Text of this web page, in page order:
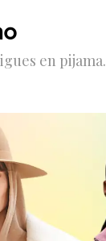
en pijama.